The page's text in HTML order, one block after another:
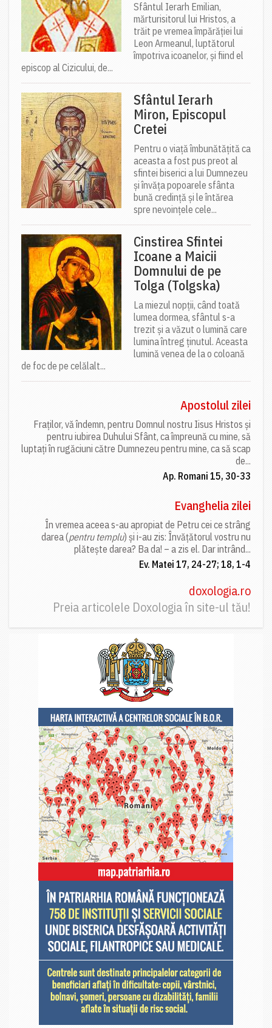
Sfântul Ierarh Emilian,
mărturisitorul lui Hristos, a
trăit pe vremea împărăției lui
Leon Armeanul, luptătorul
împotriva icoanelor, și fiind el
episcop al Cizicului, de...
Sfântul Ierarh
Miron, Episcopul
Cretei
Pentru o viață îmbunătățită ca
aceasta a fost pus preot al
sfintei biserici a lui Dumnezeu
și învăța popoarele sfânta
bună credință și le întărea
spre nevoințele cele...
Cinstirea Sfintei
Icoane a Maicii
Domnului de pe
Tolga (Tolgska)
La miezul nopții, când toată
lumea dormea, sfântul s-a
trezit și a văzut o lumină care
lumina întreg ținutul. Aceasta
lumină venea de la o coloană
de foc de pe celălalt...
Apostolul zilei
Fraților, vă îndemn, pentru Domnul nostru Iisus Hristos și
pentru iubirea Duhului Sfânt, ca împreună cu mine, să
luptați în rugăciuni către Dumnezeu pentru mine, ca să scap
de...
Ap. Romani 15, 30-33
Evanghelia zilei
În vremea aceea s-au apropiat de Petru cei ce strâng
darea (pentru templu) și i-au zis: Învățătorul vostru nu
plătește darea? Ba da! – a zis el. Dar intrând...
Ev. Matei 17, 24-27; 18, 1-4
doxologia.ro
Preia articolele Doxologia în site-ul tău!